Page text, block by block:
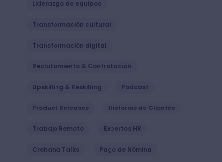
Liderazgo de equipos
Transformación cultural
Transformación digital
Reclutamiento & Contratación
Upskilling & Reskilling Podcast
Product Releases Historias de Clientes
Trabajo Remoto Expertos HR
Crehana Talks Pago de Nómina